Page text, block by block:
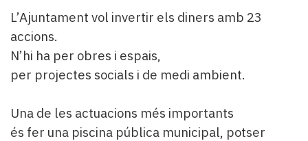
L’Ajuntament vol invertir els diners amb 23
accions.
N’hi ha per obres i espais,
per projectes socials i de medi ambient.
Una de les actuacions més importants
és fer una piscina pública municipal, potser